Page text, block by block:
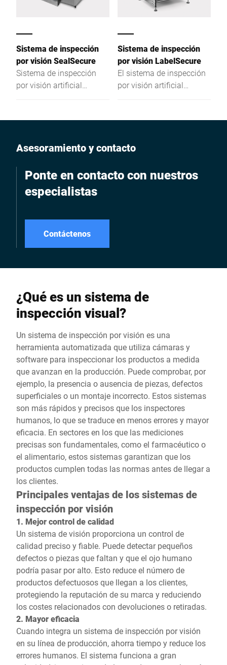
Sistema de inspección
por visión SealSecure
Sistema de inspección
por visión artificial
completa de los envases
Sistema de inspección
por visión LabelSecure
El sistema de inspección
por visión artificial
alimentaria asegura un
envases y sus etiquetas.
Asesoramiento y contacto
Ponte en contacto con nuestros
especialistas
Contáctenos
¿Qué es un sistema de
inspección visual?
Un sistema de inspección por visión es una
herramienta automatizada que utiliza cámaras y
software para inspeccionar los productos a medida
que avanzan en la producción. Puede comprobar, por
ejemplo, la presencia o ausencia de piezas, defectos
superficiales o un montaje incorrecto. Estos sistemas
son más rápidos y precisos que los inspectores
humanos, lo que se traduce en menos errores y mayor
eficacia. En sectores en los que las mediciones
precisas son fundamentales, como el farmacéutico o
el alimentario, estos sistemas garantizan que los
productos cumplen todas las normas antes de llegar a
los clientes.
Principales ventajas de los sistemas de
inspección por visión
1. Mejor control de calidad
Un sistema de visión proporciona un control de
calidad preciso y fiable. Puede detectar pequeños
defectos o piezas que faltan y que el ojo humano
podría pasar por alto. Esto reduce el número de
productos defectuosos que llegan a los clientes,
protegiendo la reputación de su marca y reduciendo
los costes relacionados con devoluciones o retiradas.
2. Mayor eficacia
Cuando integra un sistema de inspección por visión
en su línea de producción, ahorra tiempo y reduce los
errores humanos. El sistema funciona a gran